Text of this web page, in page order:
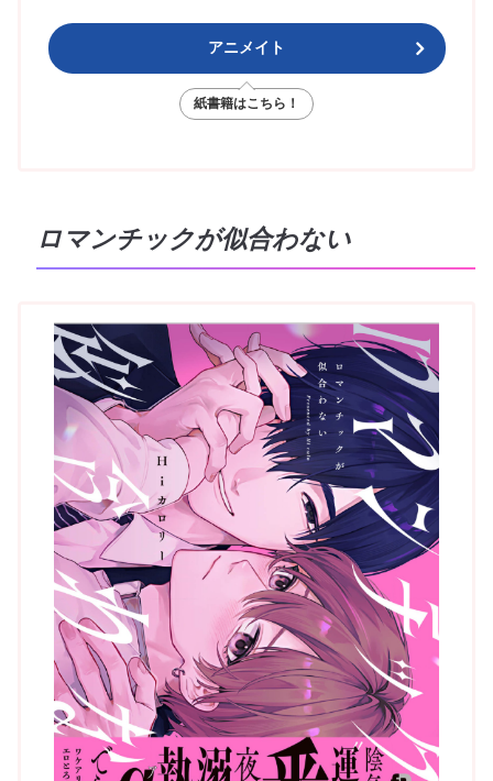
アニメイト
紙書籍はこちら！
ロマンチックが似合わない